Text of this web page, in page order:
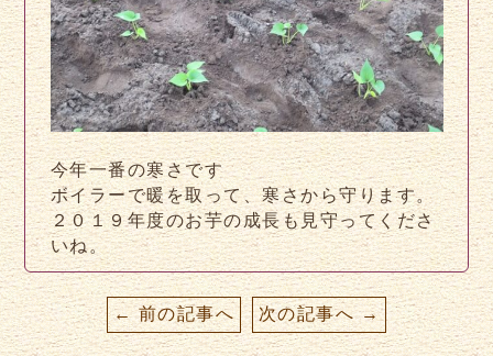
今年一番の寒さです
ボイラーで暖を取って、寒さから守ります。
２０１９年度のお芋の成長も見守ってくださ
いね。
← 前の記事へ 次の記事へ →